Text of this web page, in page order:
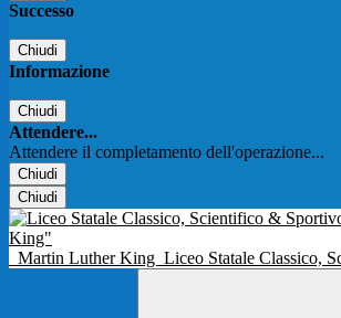
Successo
Chiudi
Informazione
Chiudi
Attendere...
Attendere il completamento dell'operazione...
Chiudi
Chiudi
Martin Luther King Liceo Statale Classico,